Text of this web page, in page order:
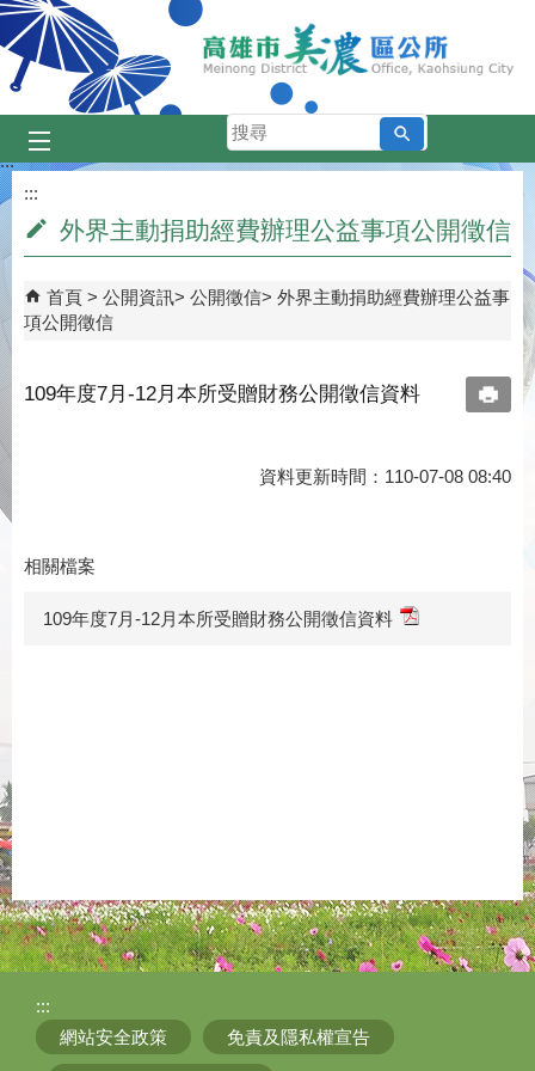
跳到主要內容區塊
搜
尋
:::
:::
外界主動捐助經費辦理公益事項公開徵信
首頁 公開資訊 公開徵信
外界主動捐助經費辦理公益事
項公開徵信
109年度7月-12月本所受贈財務公開徵信資料
資料更新時間：110-07-08 08:40
相關檔案
109年度7月-12月本所受贈財務公開徵信資料
:::
網站安全政策
免責及隱私權宣告